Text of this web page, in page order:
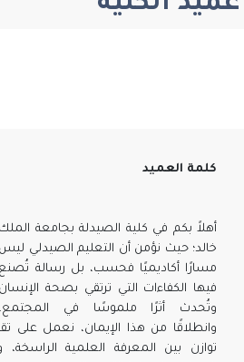
كلمة العميد
أهلاً بكم في كلية الصيدلة بجامعة الملك
خالد؛ حيث نؤمن أن التعليم الصيدلي ليس
مسارًا أكاديميًا فحسب، بل رسالة تُصنع
فيها الكفاءات التي ترتقي بصحة الإنسان
وتُحدث أثرًا ملموسًا في المجتمع،
وانطلاقًا من هذا الإيمان، نعمل على
توازن بين المعرفة العلمية الراسخة،